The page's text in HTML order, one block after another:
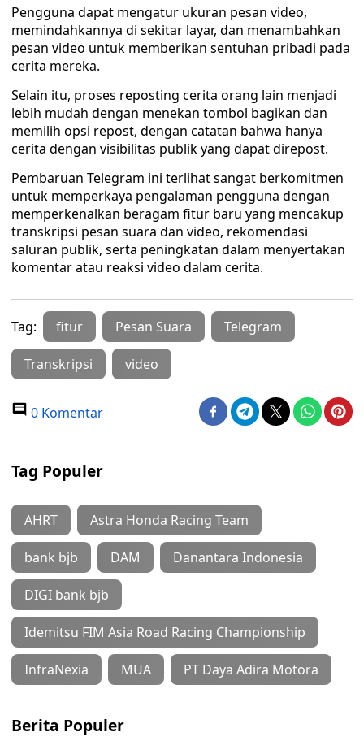
Pengguna dapat mengatur ukuran pesan video,
memindahkannya di sekitar layar, dan menambahkan
pesan video untuk memberikan sentuhan pribadi pada
cerita mereka.
Selain itu, proses reposting cerita orang lain menjadi
lebih mudah dengan menekan tombol bagikan dan
memilih opsi repost, dengan catatan bahwa hanya
cerita dengan visibilitas publik yang dapat direpost.
Pembaruan Telegram ini terlihat sangat berkomitmen
untuk memperkaya pengalaman pengguna dengan
memperkenalkan beragam fitur baru yang mencakup
transkripsi pesan suara dan video, rekomendasi
saluran publik, serta peningkatan dalam menyertakan
komentar atau reaksi video dalam cerita.
Tag: fitur Pesan Suara Telegram
Transkripsi video
0 Komentar
Tag Populer
AHRT Astra Honda Racing Team
bank bjb DAM Danantara Indonesia
DIGI bank bjb
Idemitsu FIM Asia Road Racing Championship
InfraNexia MUA PT Daya Adira Motora
Berita Populer